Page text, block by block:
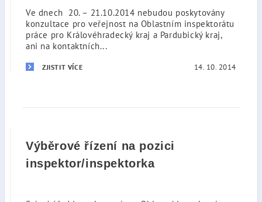
Ve dnech 20. – 21.10.2014 nebudou poskytovány
konzultace pro veřejnost na Oblastním inspektorátu
práce pro Královéhradecký kraj a Pardubický kraj,
ani na kontaktních...
ZJISTIT VÍCE 14. 10. 2014
Výběrové řízení na pozici
inspektor/inspektorka